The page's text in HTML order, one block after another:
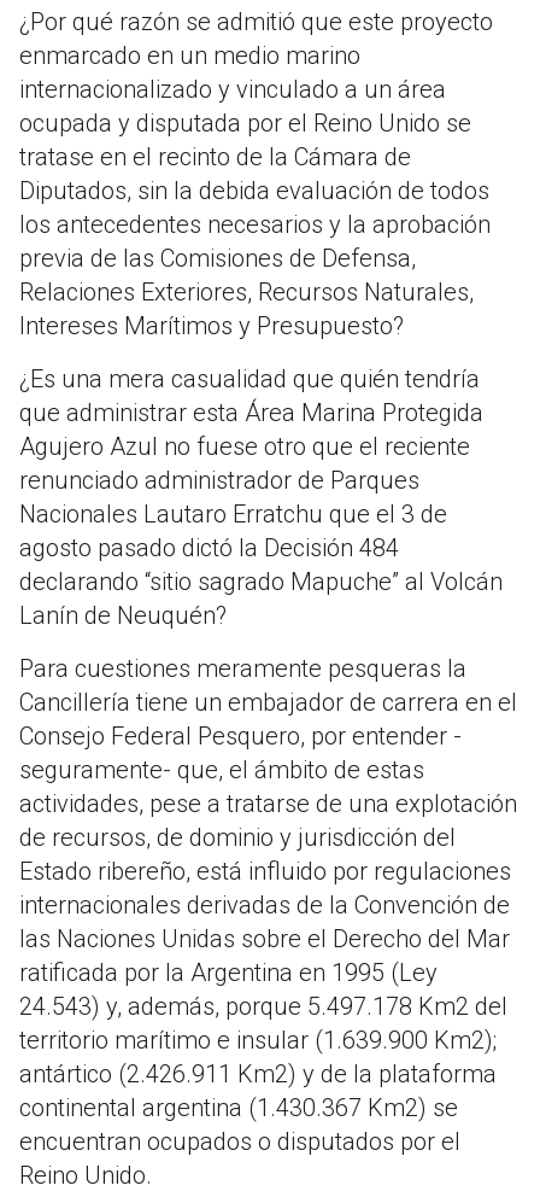
¿Por qué razón se admitió que este proyecto
enmarcado en un medio marino
internacionalizado y vinculado a un área
ocupada y disputada por el Reino Unido se
tratase en el recinto de la Cámara de
Diputados, sin la debida evaluación de todos
los antecedentes necesarios y la aprobación
previa de las Comisiones de Defensa,
Relaciones Exteriores, Recursos Naturales,
Intereses Marítimos y Presupuesto?
¿Es una mera casualidad que quién tendría
que administrar esta Área Marina Protegida
Agujero Azul no fuese otro que el reciente
renunciado administrador de Parques
Nacionales Lautaro Erratchu que el 3 de
agosto pasado dictó la Decisión 484
declarando “sitio sagrado Mapuche” al Volcán
Lanín de Neuquén?
Para cuestiones meramente pesqueras la
Cancillería tiene un embajador de carrera en el
Consejo Federal Pesquero, por entender -
seguramente- que, el ámbito de estas
actividades, pese a tratarse de una explotación
de recursos, de dominio y jurisdicción del
Estado ribereño, está influido por regulaciones
internacionales derivadas de la Convención de
las Naciones Unidas sobre el Derecho del Mar
ratificada por la Argentina en 1995 (Ley
24.543) y, además, porque 5.497.178 Km2 del
territorio marítimo e insular (1.639.900 Km2);
antártico (2.426.911 Km2) y de la plataforma
continental argentina (1.430.367 Km2) se
encuentran ocupados o disputados por el
Reino Unido.